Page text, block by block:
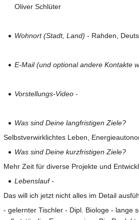
Oliver Schlüter
Wohnort (Stadt, Land) - Rahden,
E-Mail (und optional andere Kontakte
Vorstellungs-Video -
Was sind Deine langfristigen Ziele?
Selbstverwirklichtes Leben,
Was sind Deine kurzfristigen Ziele?
Mehr Zeit für diverse Projekte und
Lebenslauf-
Das will ich jetzt nicht alles im Detail
- gelernter Tischler - Dipl. Biologe - lange